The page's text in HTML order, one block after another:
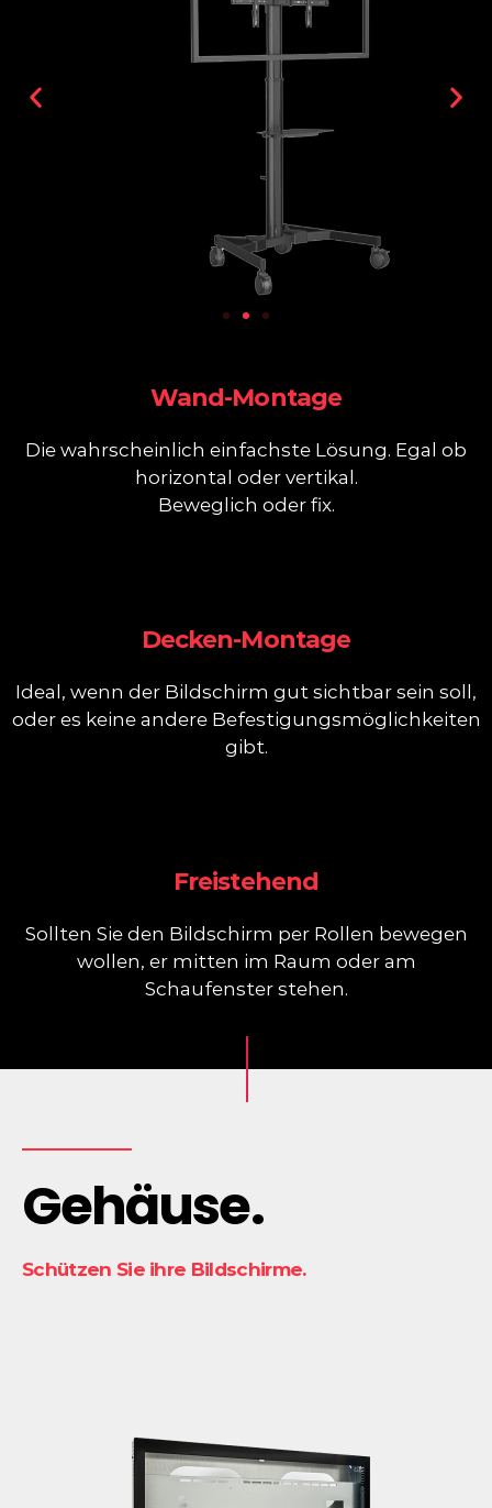
Wand-Montage
Die wahrscheinlich einfachste Lösung. Egal ob
horizontal oder vertikal.
Beweglich oder fix.
Decken-Montage
Ideal, wenn der Bildschirm gut sichtbar sein soll,
oder es keine andere Befestigungsmöglichkeiten
gibt.
Freistehend
Sollten Sie den Bildschirm per Rollen bewegen
wollen, er mitten im Raum oder am
Schaufenster stehen.
Gehäuse.
Schützen Sie ihre Bildschirme.